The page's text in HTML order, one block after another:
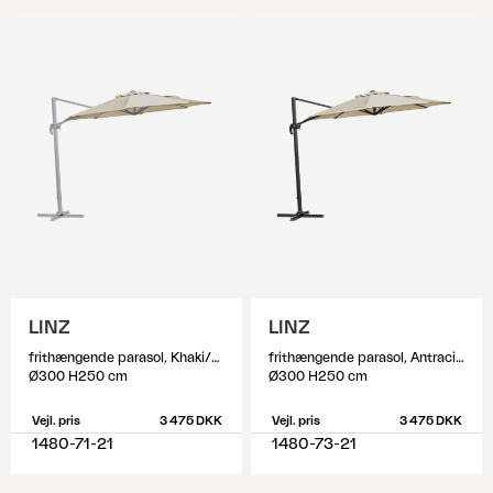
LINZ
frithængende parasol, Khaki/Light Grey
Ø300 H250 cm
Vejl. pris 3 475 DKK
1480-71-21
LINZ
frithængende parasol, Antracit/khaki
Ø300 H250 cm
Vejl. pris 3 475 DKK
1480-73-21